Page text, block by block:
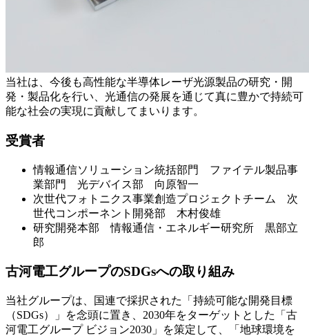
当社は、今後も高性能な半導体レーザ光源製品の研究・開
発・製品化を行い、光通信の発展を通じて真に豊かで持続可
能な社会の実現に貢献してまいります。
受賞者
情報通信ソリューション統括部門 ファイテル製品事
業部門 光デバイス部 向原智一
次世代フォトニクス事業創造プロジェクトチーム 次
世代コンポーネント開発部 木村俊雄
研究開発本部 情報通信・エネルギー研究所 黒部立
郎
古河電工グループのSDGsへの取り組み
当社グループは、国連で採択された「持続可能な開発目標
（SDGs）」を念頭に置き、2030年をターゲットとした「古
河電工グループ ビジョン2030」を策定して、「地球環境を